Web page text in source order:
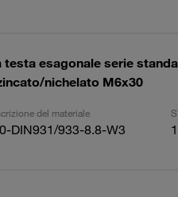
testa esagonale serie
nichelato M6x30
del materiale
DIN931/933-8.8-W3